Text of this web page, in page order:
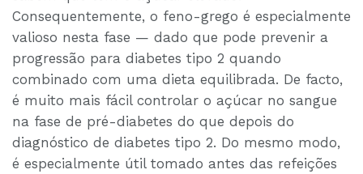
Consequentemente, o feno-grego é especialmente
valioso nesta fase — dado que pode prevenir a
progressão para diabetes tipo 2 quando
combinado com uma dieta equilibrada. De facto,
é muito mais fácil controlar o açúcar no sangue
na fase de pré-diabetes do que depois do
diagnóstico de diabetes tipo 2. Do mesmo modo,
é especialmente útil tomado antes das refeições